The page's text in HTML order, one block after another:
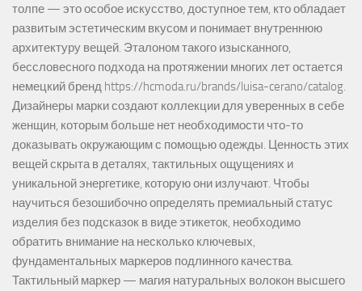
толпе — это особое искусство, доступное тем, кто обладает
развитым эстетическим вкусом и понимает внутреннюю
архитектуру вещей. Эталоном такого изысканного,
бессловесного подхода на протяжении многих лет остается
немецкий бренд https://hcmoda.ru/brands/luisa-cerano/catalog.
Дизайнеры марки создают коллекции для уверенных в себе
женщин, которым больше нет необходимости что-то
доказывать окружающим с помощью одежды. Ценность этих
вещей скрыта в деталях, тактильных ощущениях и
уникальной энергетике, которую они излучают. Чтобы
научиться безошибочно определять премиальный статус
изделия без подсказок в виде этикеток, необходимо
обратить внимание на несколько ключевых,
фундаментальных маркеров подлинного качества.
Тактильный маркер — магия натуральных волокон высшего